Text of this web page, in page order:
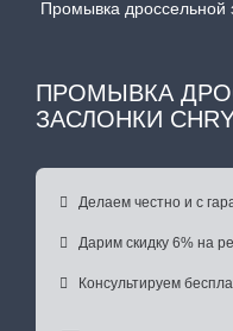
Промывка дроссельной
ПРОМЫВКА
ЗАСЛОНКИ
 Делаем честно и с
 Дарим скидку 6% на
 Консультируем